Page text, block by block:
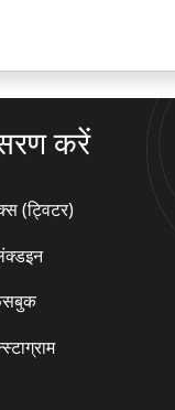
करें
(ट्विटर)